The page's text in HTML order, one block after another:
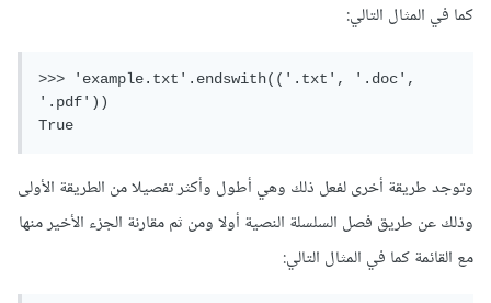
كما في المثال التالي:
>>> 'example.txt'.endswith(('.txt', '.doc',
'.pdf'))
True
وتوجد طريقة أخرى لفعل ذلك وهي أطول وأكثر تفصيلا من الطريقة الأولى
وذلك عن طريق فصل السلسلة النصية أولا ومن ثم مقارنة الجزء الأخير منها
مع القائمة كما في المثال التالي: